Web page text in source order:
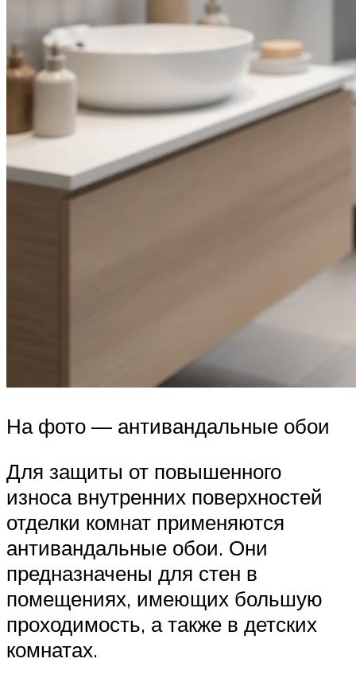
На фото — антивандальные обои
Для защиты от повышенного
износа внутренних поверхностей
отделки комнат применяются
антивандальные обои. Они
предназначены для стен в
помещениях, имеющих большую
проходимость, а также в детских
комнатах.